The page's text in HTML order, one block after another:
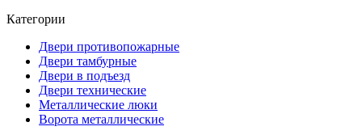
Категории
Двери противопожарные
Двери тамбурные
Двери в подъезд
Двери технические
Металлические люки
Ворота металлические